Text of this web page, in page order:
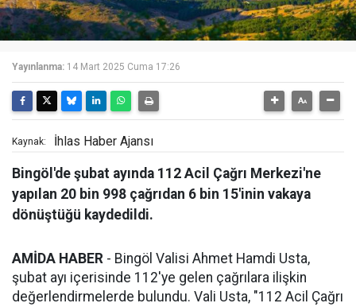
Yayınlanma: 14 Mart 2025 Cuma 17:26
Kaynak: İhlas Haber Ajansı
Bingöl'de şubat ayında 112 Acil Çağrı Merkezi'ne
yapılan 20 bin 998 çağrıdan 6 bin 15'inin vakaya
dönüştüğü kaydedildi.
AMİDA HABER - Bingöl Valisi Ahmet Hamdi Usta,
şubat ayı içerisinde 112'ye gelen çağrılara ilişkin
değerlendirmelerde bulundu. Vali Usta, "112 Acil Çağrı